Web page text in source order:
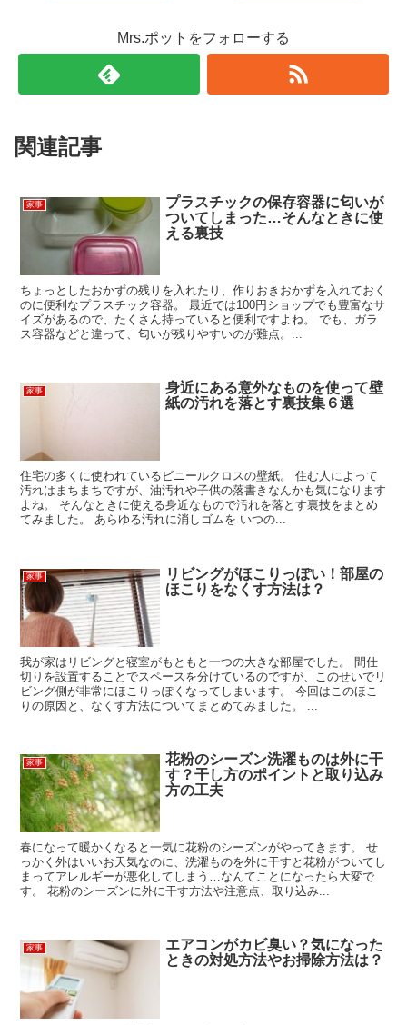
Mrs.ポットをフォローする
関連記事
家事
プラスチックの保存容器に匂いが
ついてしまった…そんなときに使
える裏技
ちょっとしたおかずの残りを入れたり、作りおきおかずを入れておく
のに便利なプラスチック容器。 最近では100円ショップでも豊富なサ
イズがあるので、たくさん持っていると便利ですよね。 でも、ガラ
ス容器などと違って、匂いが残りやすいのが難点。...
家事
身近にある意外なものを使って壁
紙の汚れを落とす裏技集６選
住宅の多くに使われているビニールクロスの壁紙。 住む人によって
汚れはまちまちですが、油汚れや子供の落書きなんかも気になります
よね。 そんなときに使える身近なもので汚れを落とす裏技をまとめ
てみました。 あらゆる汚れに消しゴムを いつの...
家事
リビングがほこりっぽい！部屋の
ほこりをなくす方法は？
我が家はリビングと寝室がもともと一つの大きな部屋でした。 間仕
切りを設置することでスペースを分けているのですが、このせいでリ
ビング側が非常にほこりっぽくなってしまいます。 今回はこのほこ
りの原因と、なくす方法についてまとめてみました。 ...
家事
花粉のシーズン洗濯ものは外に干
す？干し方のポイントと取り込み
方の工夫
春になって暖かくなると一気に花粉のシーズンがやってきます。 せ
っかく外はいいお天気なのに、洗濯ものを外に干すと花粉がついてし
まってアレルギーが悪化してしまう…なんてことになったら大変で
す。 花粉のシーズンに外に干す方法や注意点、取り込み...
家事
エアコンがカビ臭い？気になった
ときの対処方法やお掃除方法は？